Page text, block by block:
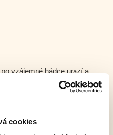
cookies
vzájemné hádce urazí a
pak vzlétnou k oblakům! Kdo